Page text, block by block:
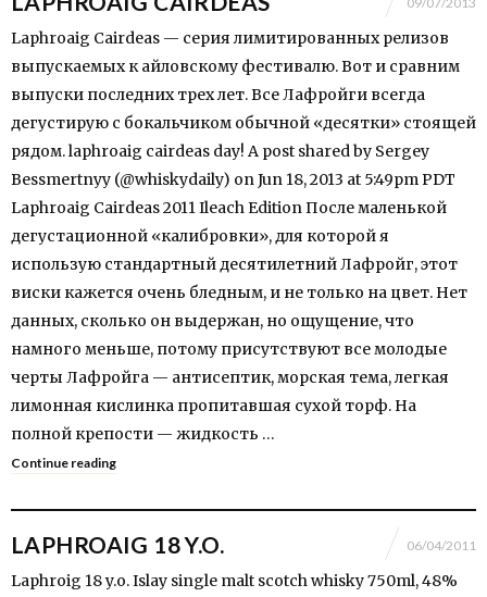
Laphroaig Cairdeas — серия лимитированных релизов
выпускаемых к айловскому фестивалю. Вот и сравним
выпуски последних трех лет. Все Лафройги всегда
дегустирую с бокальчиком обычной «десятки» стоящей
рядом. laphroaig cairdeas day! A post shared by Sergey
Bessmertnyy (@whiskydaily) on Jun 18, 2013 at 5:49pm PDT
Laphroaig Cairdeas 2011 Ileach Edition После маленькой
дегустационной «калибровки», для которой я
использую стандартный десятилетний Лафройг, этот
виски кажется очень бледным, и не только на цвет. Нет
данных, сколько он выдержан, но ощущение, что
намного меньше, потому присутствуют все молодые
черты Лафройга — антисептик, морская тема, легкая
лимонная кислинка пропитавшая сухой торф. На
полной крепости — жидкость …
Continue reading
LAPHROAIG 18 Y.O. 06/04/2011
Laphroig 18 y.o. Islay single malt scotch whisky 750ml, 48%